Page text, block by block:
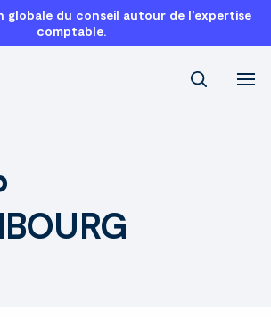
globale du conseil autour de l’expertise
comptable.